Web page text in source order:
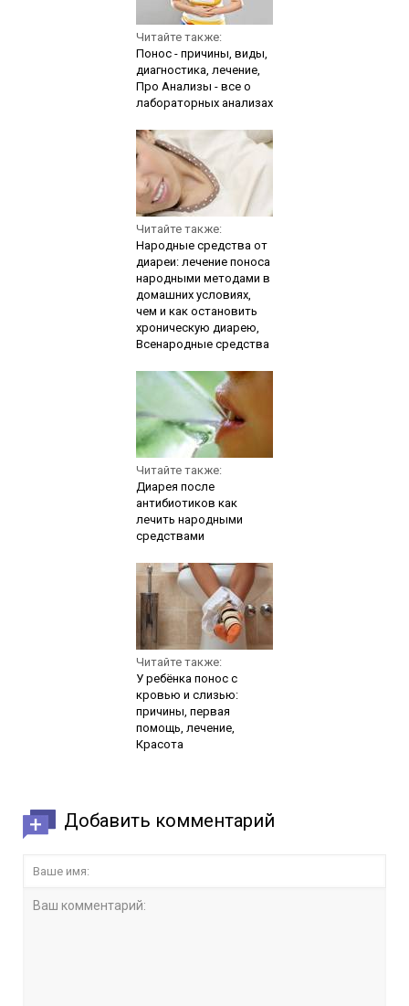
Читайте также:
Понос - причины, виды,
диагностика, лечение,
Про Анализы - все о
лабораторных анализах
Читайте также:
Народные средства от
диареи: лечение поноса
народными методами в
домашних условиях,
чем и как остановить
хроническую диарею,
Всенародные средства
Читайте также:
Диарея после
антибиотиков как
лечить народными
средствами
Читайте также:
У ребёнка понос с
кровью и слизью:
причины, первая
помощь, лечение,
Красота
Добавить комментарий